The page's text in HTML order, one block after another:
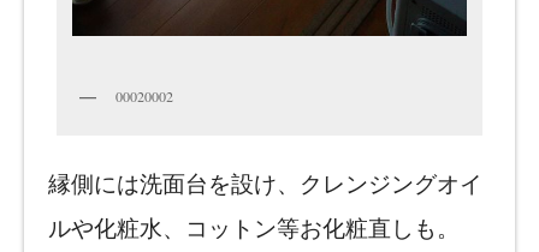
00020002
縁側には洗面台を設け、クレンジングオイ
ルや化粧水、コットン等お化粧直しも。